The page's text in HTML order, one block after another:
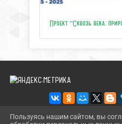
Проект "Сквозь века:
Пользуясь нашим сайтом, вы